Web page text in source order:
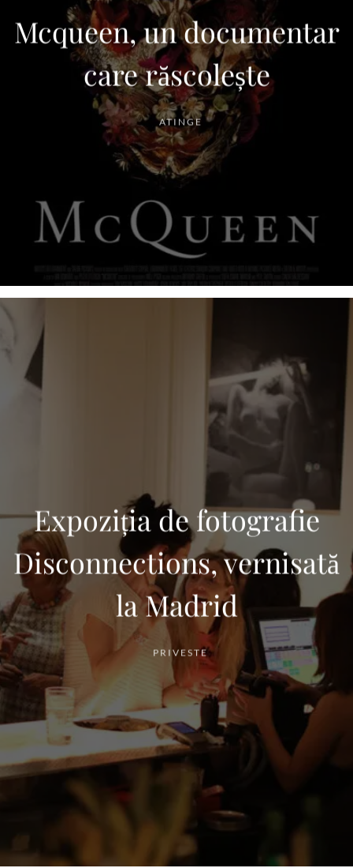
Mcqueen, un documentar
care răscolește
ATINGE
Expoziția de fotografie
Disconnections, vernisată
la Madrid
PRIVESTE